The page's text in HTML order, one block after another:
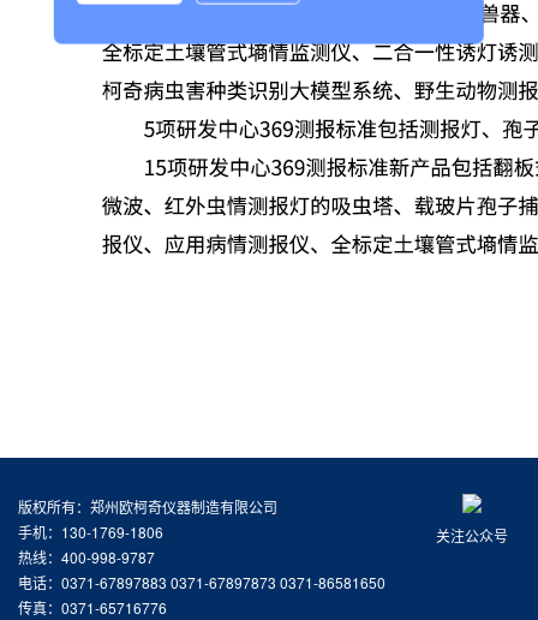
关注公众号
版权所有：郑州欧柯奇仪器制造有限公司
手机：130-1769-1806
热线：400-998-9787
电话：0371-67897883 0371-67897873 0371-86581650
传真：0371-65716776